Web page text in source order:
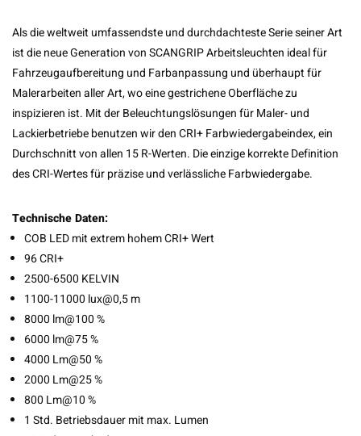
Als die weltweit umfassendste und durchdachteste Serie seiner Art
ist die neue Generation von SCANGRIP Arbeitsleuchten ideal für
Fahrzeugaufbereitung und Farbanpassung und überhaupt für
Malerarbeiten aller Art, wo eine gestrichene Oberfläche zu
inspizieren ist. Mit der Beleuchtungslösungen für Maler- und
Lackierbetriebe benutzen wir den CRI+ Farbwiedergabeindex, ein
Durchschnitt von allen 15 R-Werten. Die einzige korrekte Definition
des CRI-Wertes für präzise und verlässliche Farbwiedergabe.
Technische Daten:
COB LED mit extrem hohem CRI+ Wert
96 CRI+
2500-6500 KELVIN
1100-11000 lux@0,5 m
8000 lm@100 %
6000 lm@75 %
4000 Lm@50 %
2000 Lm@25 %
800 Lm@10 %
1 Std. Betriebsdauer mit max. Lumen